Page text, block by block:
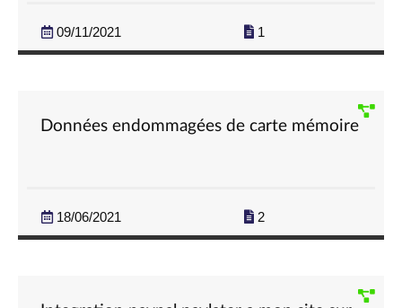
09/11/2021 1
Données endommagées de carte mémoire
18/06/2021 2